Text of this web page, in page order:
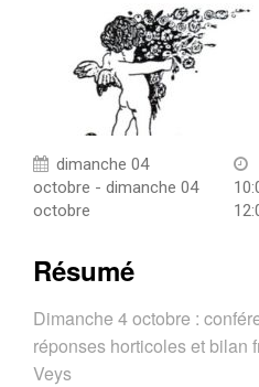
dimanche 04
octobre - dimanche 04
octobre
Résumé
Dimanche 4 octobre :
réponses horticoles et bilan
Veys